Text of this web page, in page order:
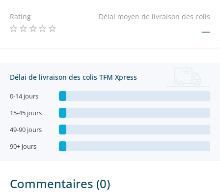
Rating Délai moyen de livraison des colis
—
Délai de livraison des colis TFM Xpress
0-14 jours
15-45 jours
49-90 jours
90+ jours
Commentaires (0)